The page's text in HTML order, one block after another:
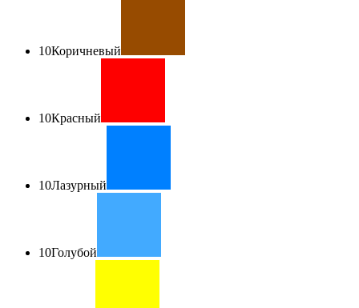
10Коричневый
10Красный
10Лазурный
10Голубой